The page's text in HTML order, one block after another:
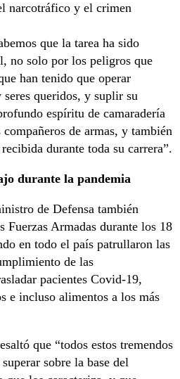
narcotráfico y el crimen
que la tarea ha sido
no solo por los peligros que
han tenido que operar
queridos, y suplir su
espíritu de camaradería
de armas, y también
durante toda su carrera”.
durante la pandemia
de Defensa también
Fuerzas Armadas durante los 18
en todo el país patrullaron las
de las
pacientes Covid-19,
e incluso alimentos a los más
que “todos estos tremendos
sobre la base del